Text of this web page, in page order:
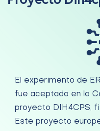
El experimento de
fue aceptado en la
proyecto DIH4CPS,
Este proyecto